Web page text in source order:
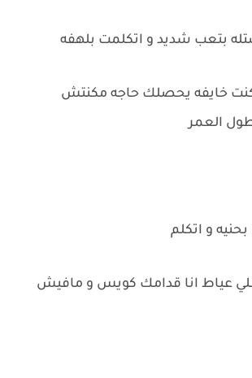
بتعب شديد و اتكلمت بلهفه
خايفه يحصلك حاجه مكنتش
العمر
و اتكلم
عياط انا قدامك كويس و مافيش